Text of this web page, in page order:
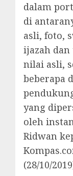
dalam
di
asli, foto,
ijazah
nilai asli,
beberapa
yang
oleh
Ridwan
(28/10/